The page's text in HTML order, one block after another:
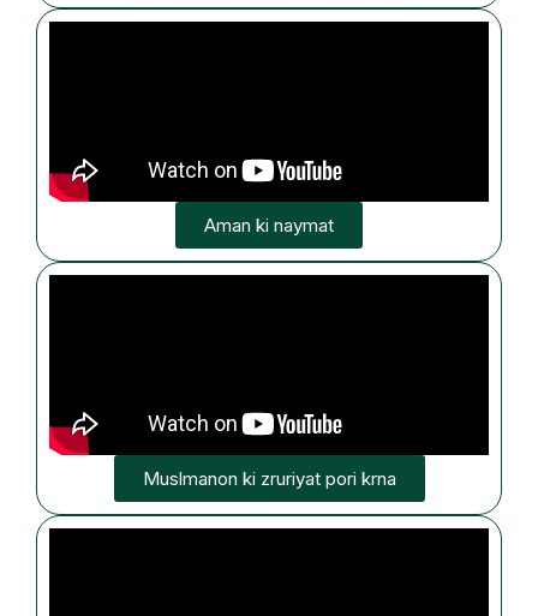
Aman ki naymat
Muslmanon ki zruriyat pori krna